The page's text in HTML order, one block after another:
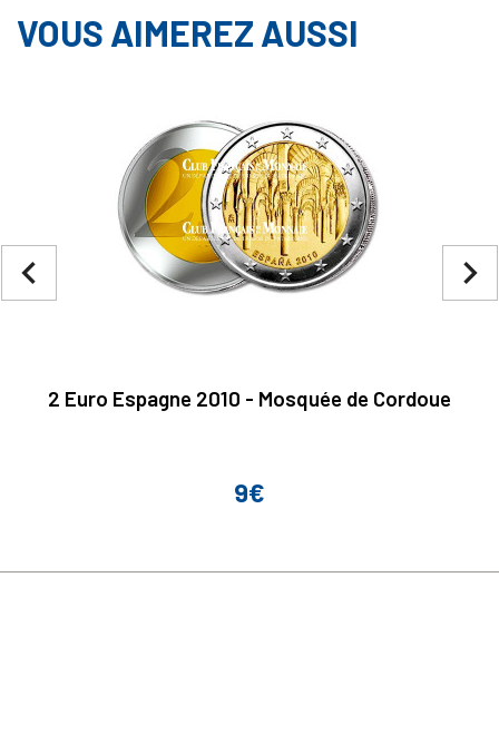
VOUS AIMEREZ AUSSI
2 Euro Espagne 2010 - Mosquée de Cordoue
Prix
9€
navigate_next
navigate_before